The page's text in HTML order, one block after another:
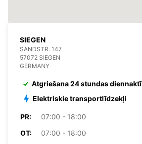
SIEGEN
SANDSTR. 147
57072 SIEGEN
GERMANY
Atgriešana 24 stundas diennaktī
Elektriskie transportlīdzekļi
PR:
07:00 - 18:00
OT:
07:00 - 18:00